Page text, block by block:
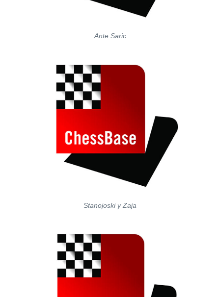
Ante Saric
Stanojoski y Zaja